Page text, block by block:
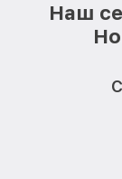
Наш